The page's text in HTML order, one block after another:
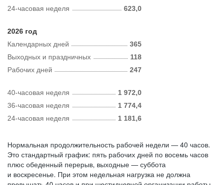
24-часовая неделя
623,0
2026 год
Календарных дней
365
Рабочих дней 247
Выходных и праздничных 118
40-часовая неделя
1 972,0
36-часовая неделя
1 774,4
24-часовая неделя
1 181,6
Нормальная продолжительность рабочей недели — 40 часов.
Это стандартный график: пять рабочих дней по восемь часов
плюс обеденный перерыв, выходные — суббота
и воскресенье. При этом недельная нагрузка не должна